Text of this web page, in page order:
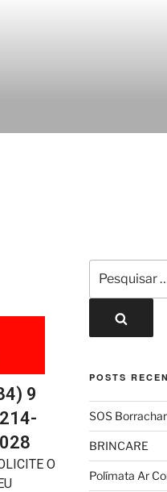
9
O
POSTS
SOS
BRINCARE
Polímata Ar